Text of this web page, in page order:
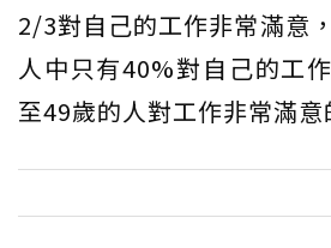
2/3對自己的工作非常滿意
人中只有40%對自己的工
至49歲的人對工作非常滿意